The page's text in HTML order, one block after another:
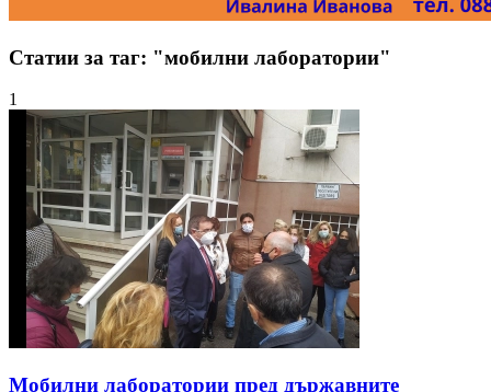
Статии за таг: "мобилни лаборатории"
1
Мобилни лаборатории пред държавните